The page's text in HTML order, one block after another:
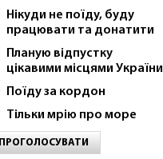
Нікуди не поїду, буду
працювати та донатити
Планую відпустку
цікавими місцями України
Поїду за кордон
Тільки мрію про море
ПРОГОЛОСУВАТИ